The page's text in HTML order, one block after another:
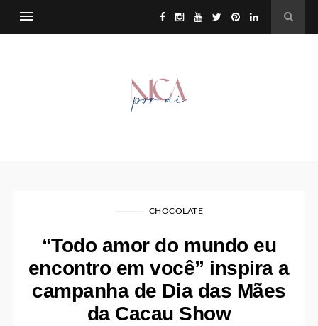
CHOCOLATE
“Todo amor do mundo eu
encontro em você” inspira a
campanha de Dia das Mães
da Cacau Show